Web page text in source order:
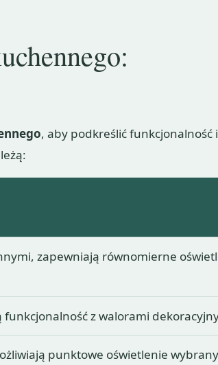
, aby podkreślić funkcjonalność i
zapewniają równomierne
funkcjonalność z walorami
punktowe oświetlenie